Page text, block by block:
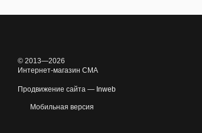
© 2013—2026
Интернет-магазин CMA
Продвижение сайта — Inweb
Мобильная версия